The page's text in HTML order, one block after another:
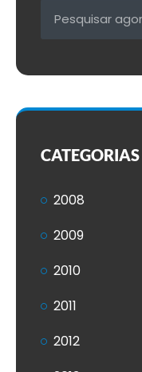
CATEGORIAS
2008
2009
2010
2011
2012